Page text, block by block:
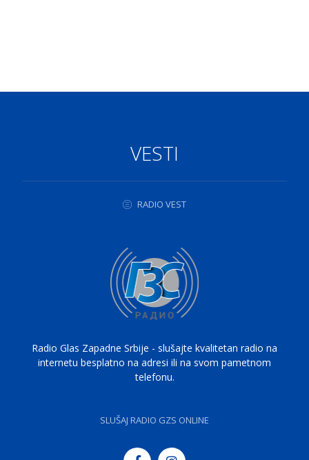
VESTI
RADIO VEST
Radio Glas Zapadne Srbije - slušajte kvalitetan radio na
internetu besplatno na adresi ili na svom pametnom
telefonu.
SLUŠAJ RADIO GZS ONLINE